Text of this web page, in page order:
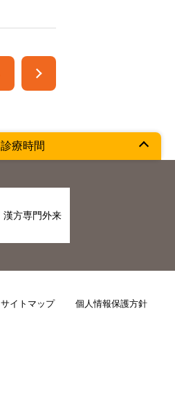
漢方専門外来
サイトマップ 個人情報保護方針
診療時間